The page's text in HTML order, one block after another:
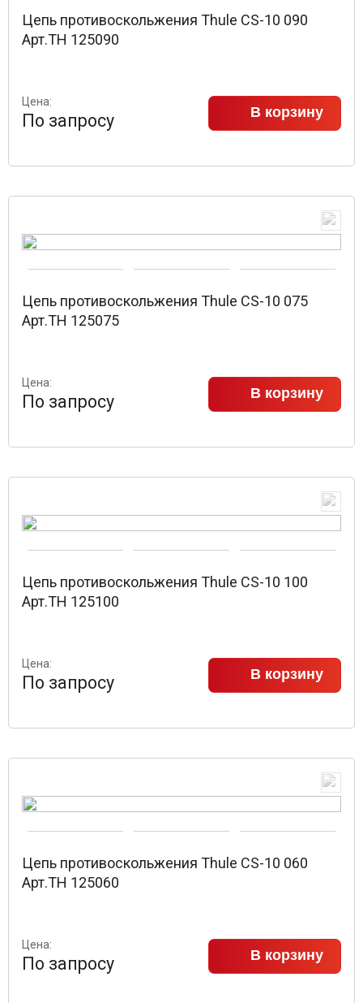
Цепь противоскольжения Thule CS-10 090
Арт.TH 125090
Цена:
По запросу В корзину
Цепь противоскольжения Thule CS-10 075
Арт.TH 125075
Цена:
По запросу В корзину
Цепь противоскольжения Thule CS-10 100
Арт.TH 125100
Цена:
По запросу В корзину
Цепь противоскольжения Thule CS-10 060
Арт.TH 125060
Цена:
По запросу В корзину